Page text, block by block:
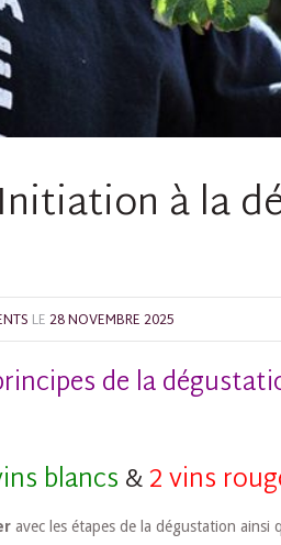
à la
LE28 NOVEMBRE 2025
de la
blancs&2 vins
avec les étapes de la dégustation ainsi